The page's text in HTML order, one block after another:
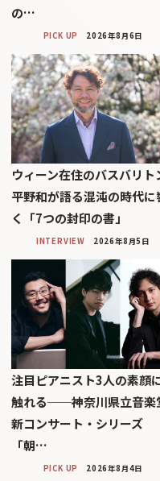
の…
PICK UP 2026年8月6日
ウィーン在住のバスバリト
平野和が語る混沌の時代に
く「7つの封印の書」
INTERVIEW 2026年8月5日
注目ピアニスト3人の素顔
触れる──神奈川県立音楽
新コンサート・シリーズ
「朝…
PICK UP 2026年8月4日